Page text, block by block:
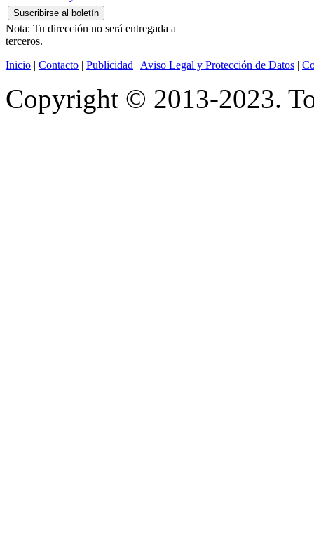
Nota: Tu dirección no será entregada a
terceros.
Inicio | Contacto | Publicidad | Aviso Legal y Protección de Datos |
Copyright © 2013-2023.